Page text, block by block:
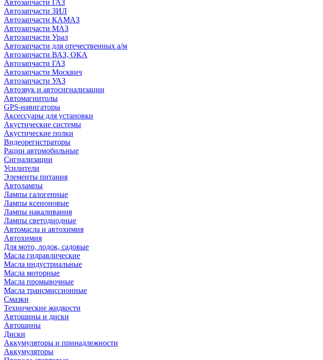
Автозапчасти ГАЗ
Автозапчасти ЗИЛ
Автозапчасти КАМАЗ
Автозапчасти МАЗ
Автозапчасти Урал
Автозапчасти для отечественных а/м
Автозапчасти ВАЗ, ОКА
Автозапчасти ГАЗ
Автозапчасти Москвич
Автозапчасти УАЗ
Автозвук и автосигнализации
Автомагнитолы
GPS-навигаторы
Аксессуары для установки
Акустические системы
Акустические полки
Видеорегистраторы
Рации автомобильные
Сигнализации
Усилители
Элементы питания
Автолампы
Лампы галогенные
Лампы ксеноновые
Лампы накаливания
Лампы светодиодные
Автомасла и автохимия
Автохимия
Для мото, лодок, садовые
Масла гидравлические
Масла индустриальные
Масла моторные
Масла промывочные
Масла трансмиссионные
Смазки
Технические жидкости
Автошины и диски
Автошины
Диски
Аккумуляторы и принадлежности
Аккумуляторы